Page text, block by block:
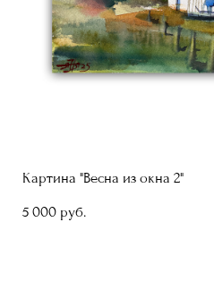
Картина "Весна из окна 2"
5 000 pуб.